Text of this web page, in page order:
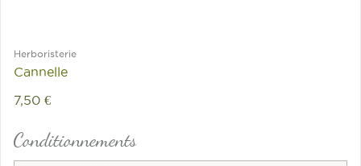
Herboristerie
Cannelle
7,50 €
Conditionnements